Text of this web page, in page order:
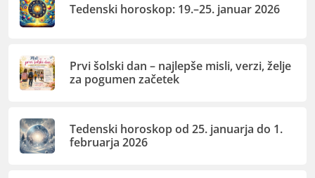
Tedenski horoskop: 19.–25. januar 2026
Prvi šolski dan – najlepše misli, verzi, želje
za pogumen začetek
Tedenski horoskop od 25. januarja do 1.
februarja 2026